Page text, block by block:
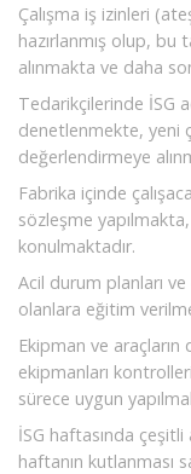
Çalışma iş izinleri
hazırlanmış olup, bu
alınmakta ve daha
Tedarikçilerinde İSG
denetlenmekte, yeni
değerlendirmeye
Fabrika içinde
sözleşme
konulmaktadır.
Acil durum planları
olanlara eğitim
Ekipman ve
ekipmanları
sürece uygun
İSG haftasında
haftanın kutlanması